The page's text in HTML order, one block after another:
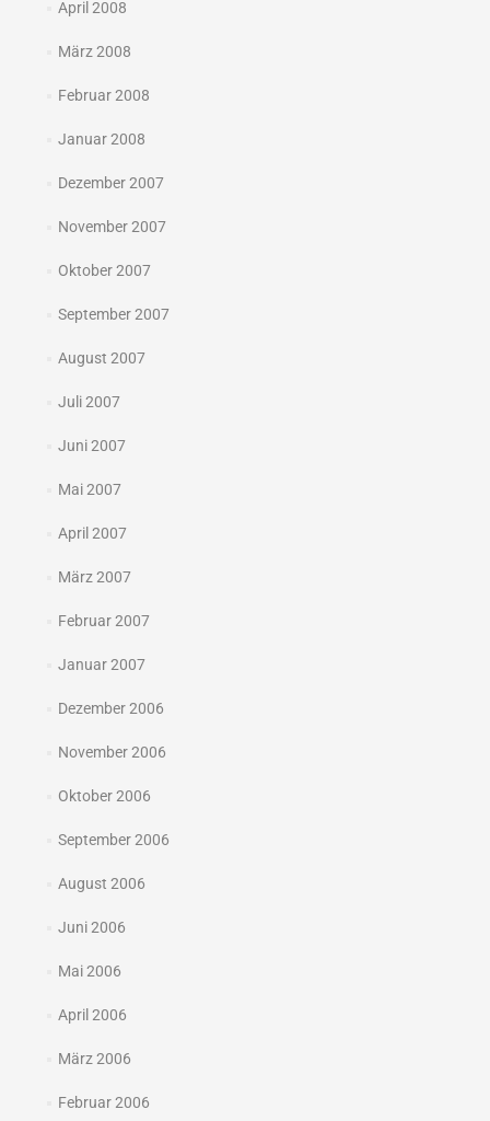
April 2008
März 2008
Februar 2008
Januar 2008
Dezember 2007
November 2007
Oktober 2007
September 2007
August 2007
Juli 2007
Juni 2007
Mai 2007
April 2007
März 2007
Februar 2007
Januar 2007
Dezember 2006
November 2006
Oktober 2006
September 2006
August 2006
Juni 2006
Mai 2006
April 2006
März 2006
Februar 2006